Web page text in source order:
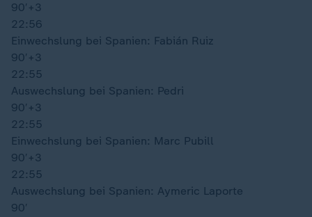
90′ +3
22:56
Einwechslung bei Spanien: Fabián Ruiz
90′ +3
22:55
Auswechslung bei Spanien: Pedri
90′ +3
22:55
Einwechslung bei Spanien: Marc Pubill
90′ +3
22:55
Auswechslung bei Spanien: Aymeric Laporte
90′